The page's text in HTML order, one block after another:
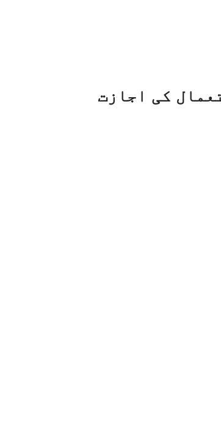
کی اجازت